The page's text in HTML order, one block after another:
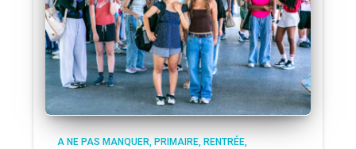
A NE PAS MANQUER PRIMAIRE RENTRÉE